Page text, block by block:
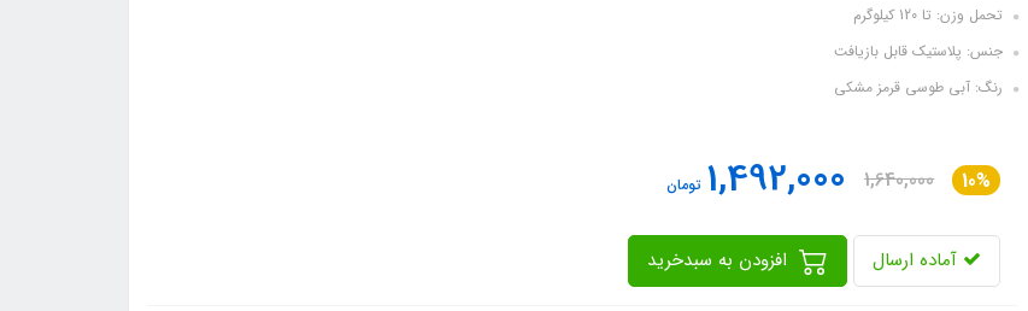
تحمل وزن: تا 120 کیلوگرم
جنس: پلاستیک قابل بازیافت
رنگ: آبی طوسی قرمز مشکی
10%
1,640,000
1,492,000 تومان
آماده ارسال